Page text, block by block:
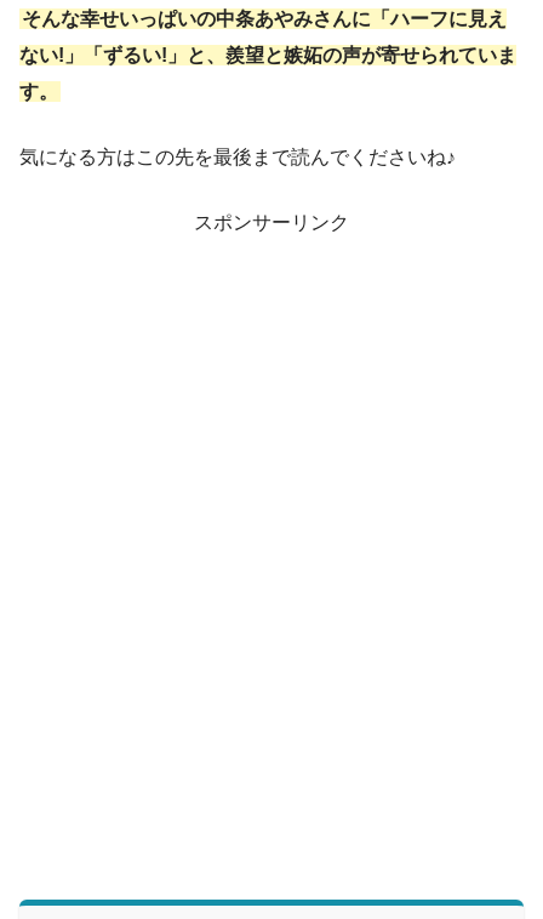
そんな幸せいっぱいの中条あやみさんに「ハーフに見え
ない!」「ずるい!」と、羨望と嫉妬の声が寄せられていま
す。
気になる方はこの先を最後まで読んでくださいね♪
スポンサーリンク